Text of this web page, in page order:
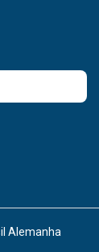
Alemanha